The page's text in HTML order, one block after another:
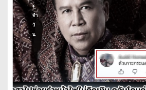
ะ
จำ
วั
น